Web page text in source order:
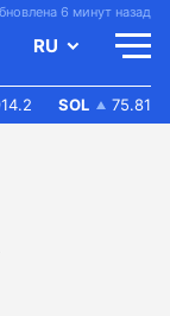
6 минут назад
RU
SOL 75.81